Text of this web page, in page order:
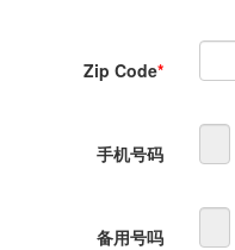
Zip Code*
手机号码
备用号吗